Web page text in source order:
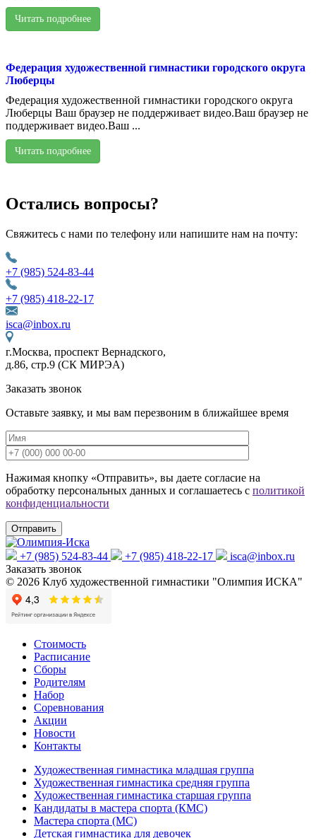
Читать подробнее
Федерация художественной гимнастики городского округа
Люберцы
Федерация художественной гимнастики городского округа
Люберцы Ваш браузер не поддерживает видео.Ваш браузер не
поддерживает видео.Ваш ...
Читать подробнее
Остались вопросы?
Свяжитесь с нами по телефону или напишите нам на почту:
+7 (985) 524-83-44
+7 (985) 418-22-17
isca@inbox.ru
г.Москва, проспект Вернадского,
д.86, стр.9 (СК МИРЭА)
Заказать звонок
Оставьте заявку, и мы вам перезвоним в ближайшее время
Нажимая кнопку «Отправить», вы даете согласие на
обработку персональных данных и соглашаетесь с политикой
конфиденциальности
+7 (985) 524-83-44 +7 (985) 418-22-17
isca@inbox.ru
Заказать звонок
© 2026 Клуб художественной гимнастики "Олимпия ИСКА"
Стоимость
Расписание
Сборы
Родителям
Набор
Соревнования
Акции
Новости
Контакты
Художественная гимнастика младшая группа
Художественная гимнастика средняя группа
Художественная гимнастика старшая группа
Кандидаты в мастера спорта (КМС)
Мастера спорта (МС)
Детская гимнастика для девочек